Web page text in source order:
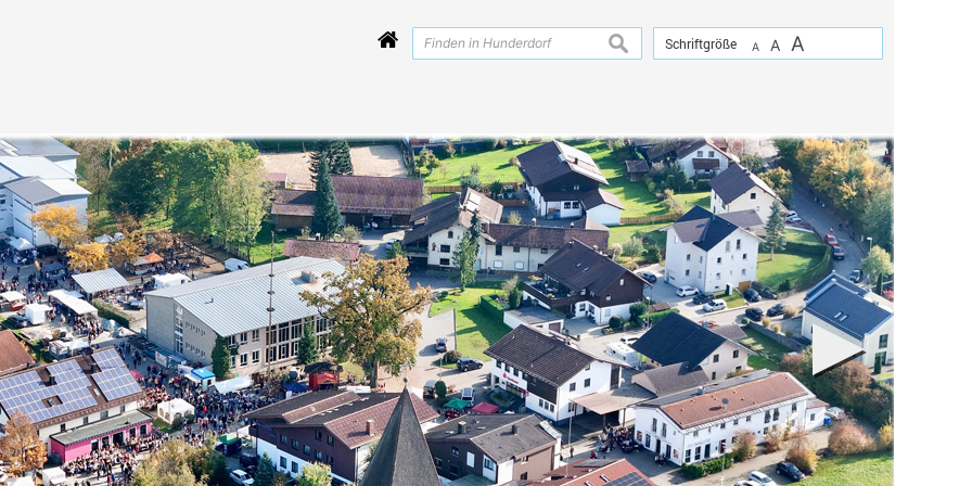
Schriftgröße A A A
suchen